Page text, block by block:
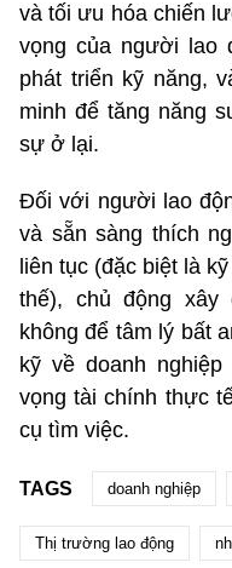
và tối ưu hóa chiến
vọng của người lao
phát triển kỹ năng,
minh để tăng năng
sự ở lại.
Đối với người lao
và sẵn sàng thích
liên tục (đặc biệt là
thế), chủ động xây
không để tâm lý bất
kỹ về doanh
vọng tài chính thực
cụ tìm việc.
TAGS doanh nghiệp
Thị trường lao động